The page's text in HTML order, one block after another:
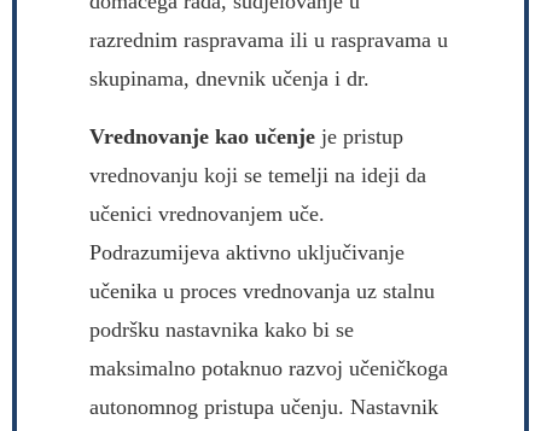
razrednim raspravama ili u raspravama u
skupinama, dnevnik učenja i dr.
Vrednovanje kao učenje je pristup
vrednovanju koji se temelji na ideji da
učenici vrednovanjem uče.
Podrazumijeva aktivno uključivanje
učenika u proces vrednovanja uz stalnu
podršku nastavnika kako bi se
maksimalno potaknuo razvoj učeničkoga
autonomnog pristupa učenju. Nastavnik